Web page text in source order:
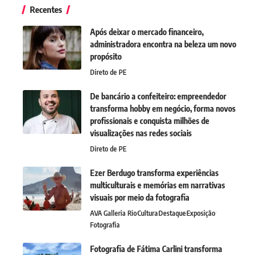
Recentes
Após deixar o mercado financeiro,
administradora encontra na beleza um novo
propósito
Direto de PE
De bancário a confeiteiro: empreendedor
transforma hobby em negócio, forma novos
profissionais e conquista milhões de
visualizações nas redes sociais
Direto de PE
Ezer Berdugo transforma experiências
multiculturais e memórias em narrativas
visuais por meio da fotografia
AVA Galleria RioCulturaDestaqueExposição
Fotografia
Fotografia de Fátima Carlini transforma